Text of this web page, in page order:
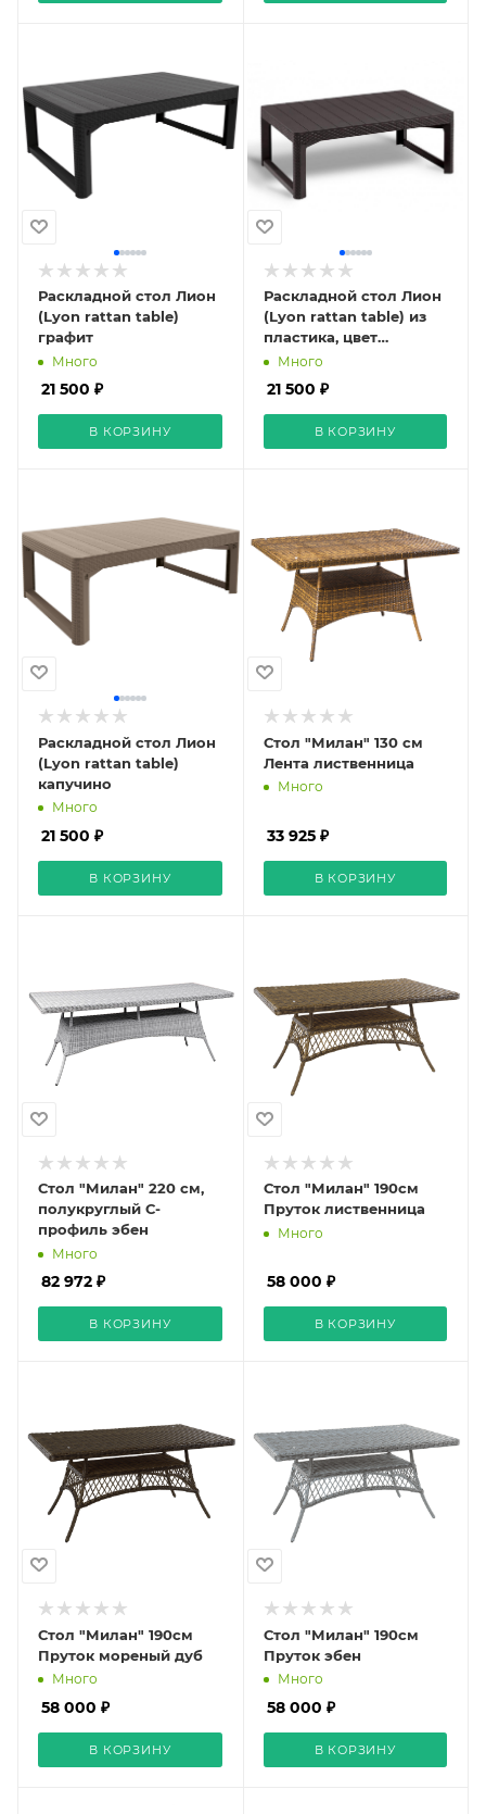
Раскладной стол Лион
(Lyon rattan table)
графит
Много
21 500 ₽
В КОРЗИНУ
Раскладной стол Лион
(Lyon rattan table) из
пластика, цвет
коричневый
Много
21 500 ₽
В КОРЗИНУ
Раскладной стол Лион
(Lyon rattan table)
капучино
Много
21 500 ₽
В КОРЗИНУ
Стол "Милан" 130 см
Лента лиственница
Много
33 925 ₽
В КОРЗИНУ
Стол "Милан" 220 см,
полукруглый С-
профиль эбен
Много
82 972 ₽
В КОРЗИНУ
Стол "Милан" 190см
Пруток лиственница
Много
58 000 ₽
В КОРЗИНУ
Стол "Милан" 190см
Пруток мореный дуб
Много
58 000 ₽
В КОРЗИНУ
Стол "Милан" 190см
Пруток эбен
Много
58 000 ₽
В КОРЗИНУ